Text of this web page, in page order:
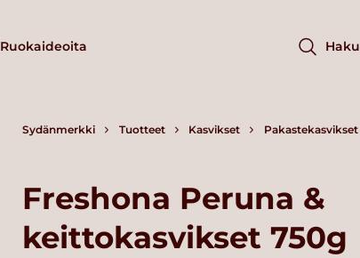
Ruokaideoita Haku
Sydänmerkki Tuotteet Kasvikset Pakastekasvikset
Freshona Peruna &
keittokasvikset 750g